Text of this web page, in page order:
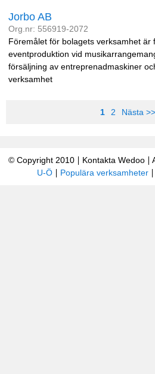
Jorbo AB
Org.nr: 556919-2072
Föremålet för bolagets verksamhet är
eventproduktion vid
försäljning av entreprenadmaskiner
verksamhet
1 2 Nästa >>
© Copyright 2010 Kontakta Wedoo
U-Ö
Populära verksamheter